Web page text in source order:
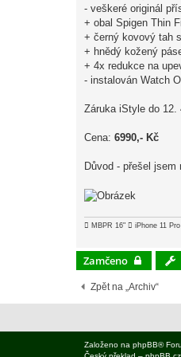
e
k
- veškeré originál
+ obal Spigen Thin
+ černý kovový tah
+ hnědý kožený
+ 4x redukce na
- instalován Watch
Záruka iStyle do 12.
Cena: 6990,- Kč
Důvod - přešel jsem
 MBPR 16"  iPhone 11
Zamčeno
Zpět na „Archiv“
Založeno na phpBB®